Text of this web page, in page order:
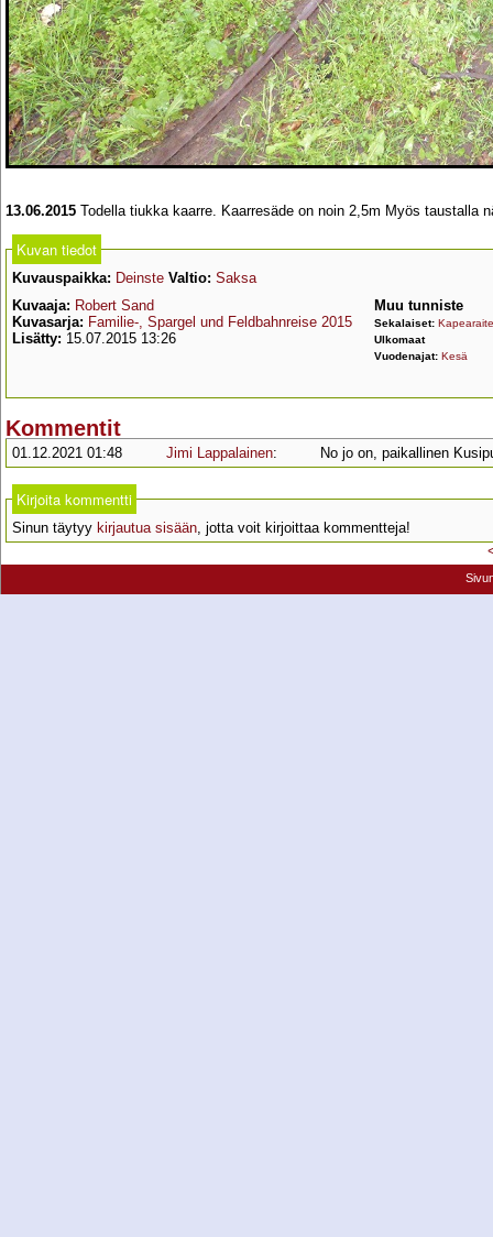
13.06.2015 Todella tiukka kaarre. Kaarresäde on noin 2,5m Myös taustalla
Kuvan tiedot
Kuvauspaikka: Deinste Valtio: Saksa
Kuvaaja: Robert Sand
Kuvasarja: Familie-, Spargel und Feldbahnreise 2015
Lisätty: 15.07.2015 13:26
Muu tunniste
Sekalaiset:
Ulkomaat
Vuodenajat: Kesä
Kommentit
01.12.2021 01:48 Jimi Lappalainen: No jo on, paikallinen
Kirjoita kommentti
Sinun täytyy kirjautua sisään, jotta voit kirjoittaa kommentteja!